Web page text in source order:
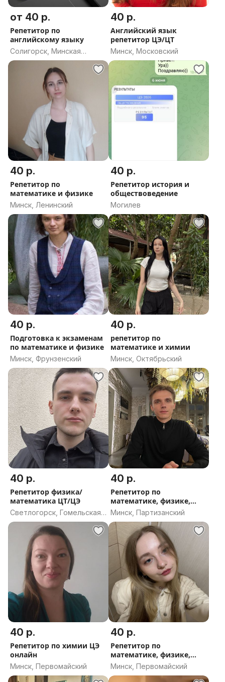
от 40 р.
Репетитор по
английскому языку
Солигорск, Минская
область
40 р.
Английский язык
репетитор ЦЭ/ЦТ
Минск, Московский
40 р.
Репетитор по
математике и физике
Минск, Ленинский
40 р.
Репетитор история и
обществоведение
Могилев
40 р.
Подготовка к экзаменам
по математике и физике
Минск, Фрунзенский
40 р.
репетитор по
математике и химии
Минск, Октябрьский
40 р.
Репетитор физика/
математика ЦТ/ЦЭ
Светлогорск, Гомельская
область
40 р.
Репетитор по
математике, физике,
информатике
Минск, Партизанский
40 р.
Репетитор по химии ЦЭ
онлайн
Минск, Первомайский
40 р.
Репетитор по
математике, физике,
английскому языку
Минск, Первомайский